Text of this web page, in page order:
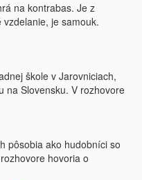
na kontrabas. Je z
je samouk.
škole v Jarovniciach,
na Slovensku. V rozhovore
pôsobia ako hudobníci so
hovoria o